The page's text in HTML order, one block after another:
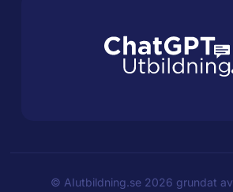
© AIutbildning.se2026 grundat av